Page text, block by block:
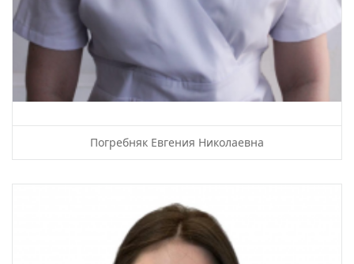
Погребняк Евгения Николаевна